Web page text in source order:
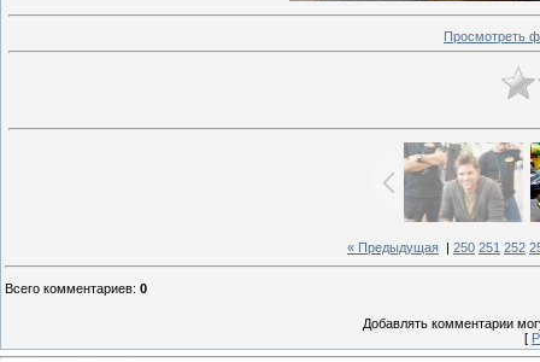
Просмотреть
« Предыдущая 250 251 252
Всего комментариев: 0
Добавлять комментарии
[